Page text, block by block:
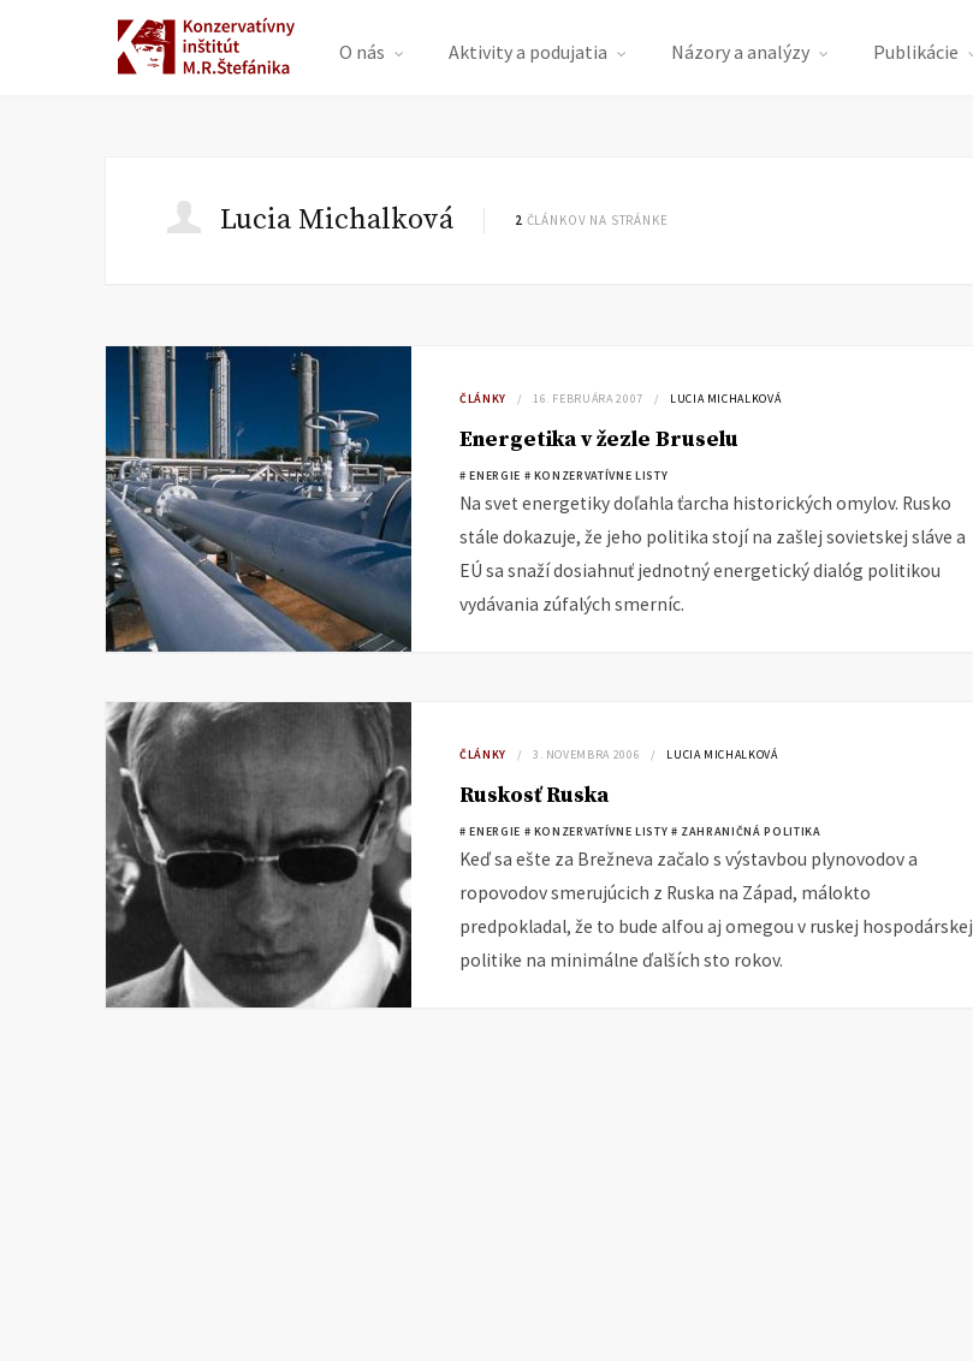
O nás Aktivity a podujatia Názory a analýzy Publikácie
Lucia Michalková 2 ČLÁNKOV NA STRÁNKE
ČLÁNKY 16. FEBRUÁRA 2007 LUCIA MICHALKOVÁ
Energetika v žezle Bruselu
# ENERGIE # KONZERVATÍVNE LISTY
Na svet energetiky doľahla ťarcha historických omylov. Rusko
stále dokazuje, že jeho politika stojí na zašlej sovietskej sláve a
EÚ sa snaží dosiahnuť jednotný energetický dialóg politikou
vydávania zúfalých smerníc.
ČLÁNKY 3. NOVEMBRA 2006 LUCIA MICHALKOVÁ
Ruskosť Ruska
# ENERGIE # KONZERVATÍVNE LISTY # ZAHRANIČNÁ POLITIKA
Keď sa ešte za Brežneva začalo s výstavbou plynovodov a
ropovodov smerujúcich z Ruska na Západ, málokto
predpokladal, že to bude alfou aj omegou v ruskej hospodárskej
politike na minimálne ďalších sto rokov.